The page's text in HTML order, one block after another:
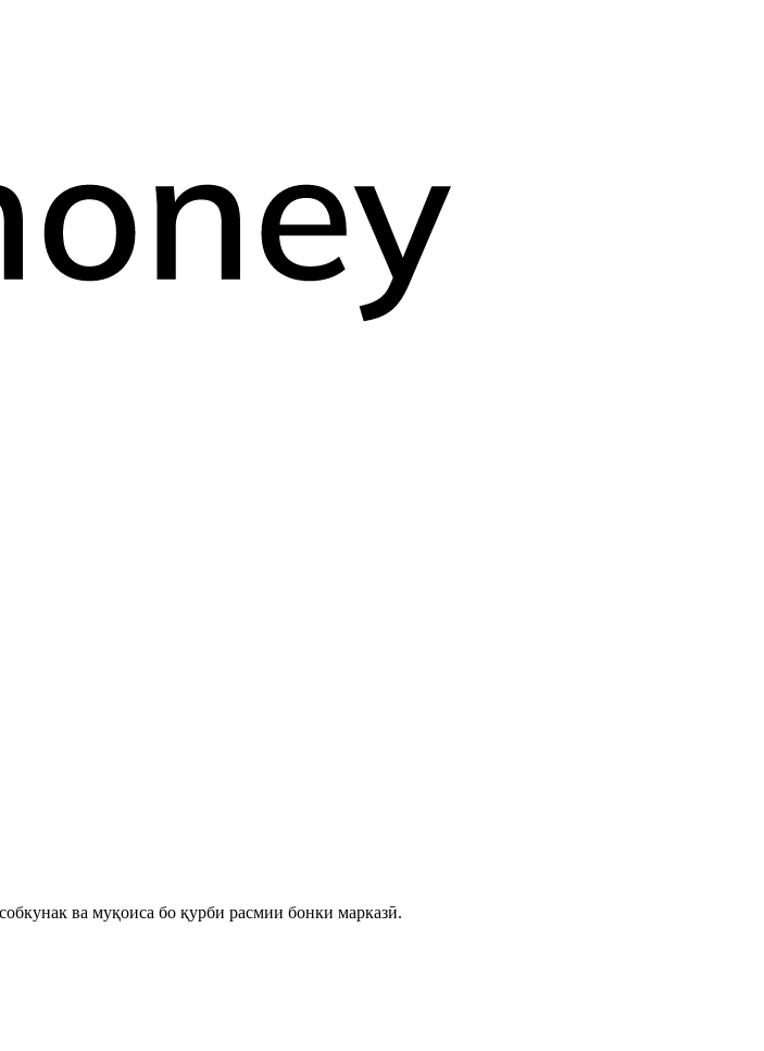
ва муқоиса бо қурби расмии бонки марказӣ.